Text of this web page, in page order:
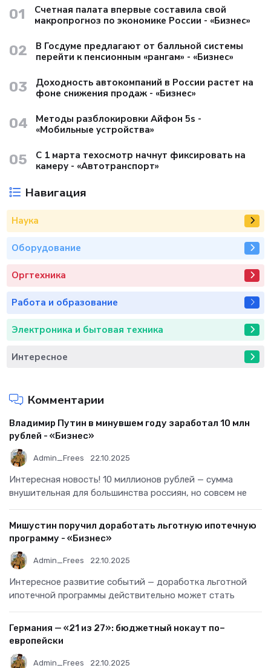
01
Счетная палата впервые составила свой
макропрогноз по экономике России - «Бизнес»
02
В Госдуме предлагают от балльной системы
перейти к пенсионным «рангам» - «Бизнес»
03
Доходность автокомпаний в России растет на
фоне снижения продаж - «Бизнес»
04
Методы разблокировки Айфон 5s -
«Мобильные устройства»
05
С 1 марта техосмотр начнут фиксировать на
камеру - «Автотранспорт»
Навигация
Наука
Оборудование
Оргтехника
Работа и образование
Электроника и бытовая техника
Интересное
Комментарии
Владимир Путин в минувшем году заработал 10 млн
рублей - «Бизнес»
Admin_Frees 22.10.2025
Интересная новость! 10 миллионов рублей — сумма
внушительная для большинства россиян, но совсем не
Мишустин поручил доработать льготную ипотечную
программу - «Бизнес»
Admin_Frees 22.10.2025
Интересное развитие событий — доработка льготной
ипотечной программы действительно может стать
Германия — «21 из 27»: бюджетный нокаут по–
европейски
Admin_Frees 22.10.2025